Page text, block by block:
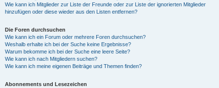
Wie kann ich Mitglieder zur Liste der Freunde oder zur Liste der ignorierten Mitglieder
hinzufügen oder diese wieder aus den Listen entfernen?
Die Foren durchsuchen
Wie kann ich ein Forum oder mehrere Foren durchsuchen?
Weshalb erhalte ich bei der Suche keine Ergebnisse?
Warum bekomme ich bei der Suche eine leere Seite?
Wie kann ich nach Mitgliedern suchen?
Wie kann ich meine eigenen Beiträge und Themen finden?
Abonnements und Lesezeichen